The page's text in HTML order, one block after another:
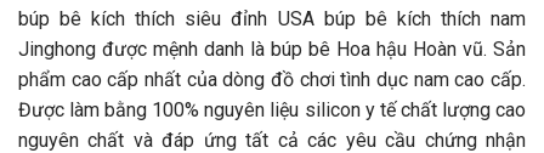
búp bê kích thích siêu đỉnh USA búp bê kích thích nam
Jinghong được mệnh danh là búp bê Hoa hậu Hoàn vũ. Sản
phẩm cao cấp nhất của dòng đồ chơi tình dục nam cao cấp.
Được làm bằng 100% nguyên liệu silicon y tế chất lượng cao
nguyên chất và đáp ứng tất cả các yêu cầu chứng nhận